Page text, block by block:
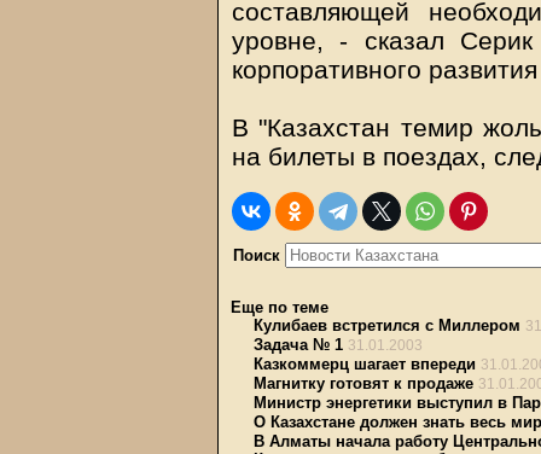
составляющей
уровне, - сказал Серик
корпоративного
В "Казахстан темир
на билеты в поездах,
Поиск
Еще по теме
Кулибаев встретился с Миллером
Задача № 1 31.01.2003
Казкоммерц шагает впереди
Магнитку готовят к продаже
Министр энергетики выступил в
О Казахстане должен знать весь мир
В Алматы начала работу